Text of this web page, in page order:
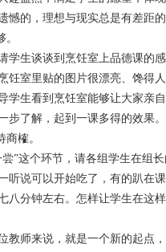
的，理想与现实总是有差距的
生谈谈到烹饪室上品德课的感
饪室里贴的图片很漂亮、馋得
学生看到烹饪室能够让大家亲
步了解，起到一课多得的效果。
榷。
这个环节，请各组学生在组长
听说可以开始吃了，有的趴在
八分钟左右。怎样让学生在这
师来说，就是一个新的起点，